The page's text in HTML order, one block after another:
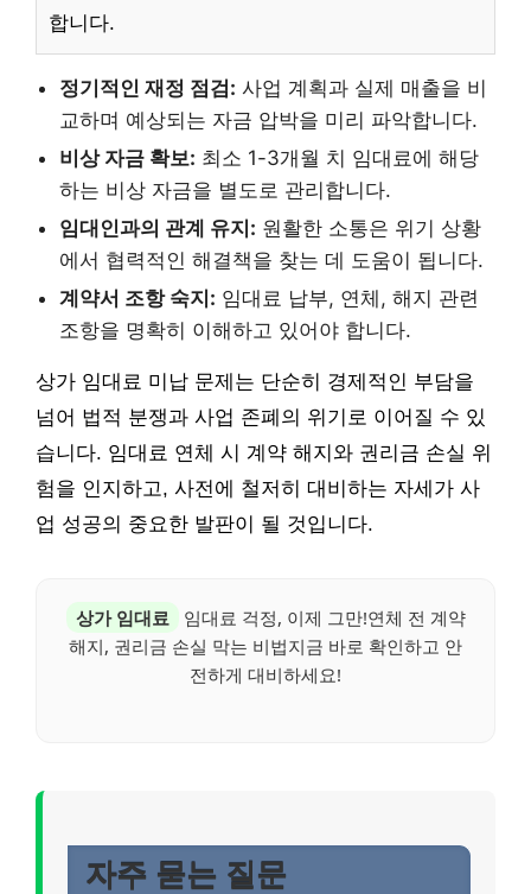
합니다.
정기적인 재정 점검: 사업 계획과 실제 매출을 비
교하며 예상되는 자금 압박을 미리 파악합니다.
비상 자금 확보: 최소 1-3개월 치 임대료에 해당
하는 비상 자금을 별도로 관리합니다.
임대인과의 관계 유지: 원활한 소통은 위기 상황
에서 협력적인 해결책을 찾는 데 도움이 됩니다.
계약서 조항 숙지: 임대료 납부, 연체, 해지 관련
조항을 명확히 이해하고 있어야 합니다.
상가 임대료 미납 문제는 단순히 경제적인 부담을
넘어 법적 분쟁과 사업 존폐의 위기로 이어질 수 있
습니다. 임대료 연체 시 계약 해지와 권리금 손실 위
험을 인지하고, 사전에 철저히 대비하는 자세가 사
업 성공의 중요한 발판이 될 것입니다.
상가 임대료
임대료 걱정, 이제 그만!연체 전 계약
해지, 권리금 손실 막는 비법지금 바로 확인하고 안
전하게 대비하세요!
자주 묻는 질문